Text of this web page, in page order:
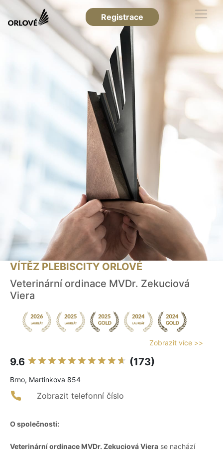
Registrace
VÍTĚZ PLEBISCITY ORLOVÉ
Veterinární ordinace MVDr. Zekuciová
Viera
Zobrazit více >>
9.6 (173)
Brno, Martinkova 854
Zobrazit telefonní číslo
O společnosti:
Veterinární ordinace MVDr. Zekuciová Viera se nachází